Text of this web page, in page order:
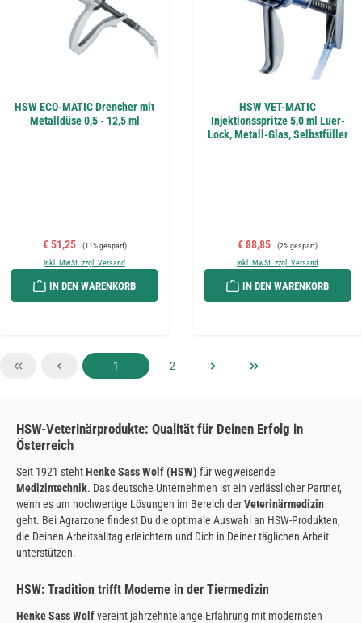
HSW ECO-MATIC Drencher mit
Metalldüse 0,5 - 12,5 ml
Verkaufspreis:
€ 51,25 Regulärer Preis:
(11% gespart)
inkl. MwSt. zzgl. Versand
IN DEN WARENKORB
HSW VET-MATIC
Injektionsspritze 5,0 ml Luer-
Lock, Metall-Glas, Selbstfüller
Verkaufspreis:
€ 88,85 Regulärer Preis:
(2% gespart)
inkl. MwSt. zzgl. Versand
IN DEN WARENKORB
Seite
1 Seite
2
HSW-Veterinärprodukte: Qualität für Deinen Erfolg in
Österreich
Seit 1921 stehtHenke Sass Wolf (HSW) für wegweisende
Medizintechnik. Das deutsche Unternehmen ist ein verlässlicher Partner,
wenn es um hochwertige Lösungen im Bereich derVeterinärmedizin
geht. Bei Agrarzone findest Du die optimale Auswahl an HSW-Produkten,
die Deinen Arbeitsalltag erleichtern und Dich in Deiner täglichen Arbeit
unterstützen.
HSW: Tradition trifft Moderne in der Tiermedizin
Henke Sass Wolfvereint jahrzehntelange Erfahrung mit modernsten